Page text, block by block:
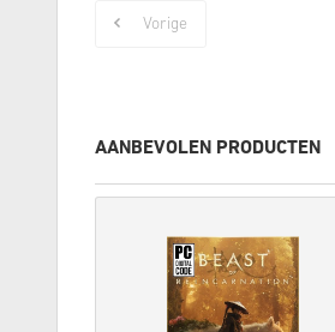
Vorige
AANBEVOLEN PRODUCTEN